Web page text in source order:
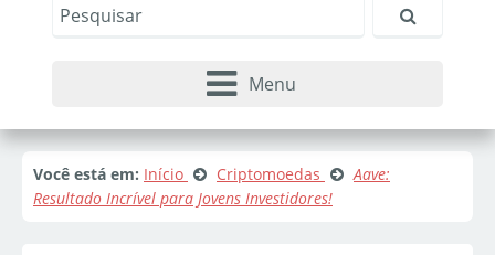
Menu
Você está em: Início Criptomoedas
Aave:
Resultado Incrível para Jovens Investidores!